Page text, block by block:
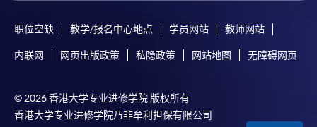
如报读课程将在五个工作天内开课，为免邮递延误报
名程序，建议申请人亲身到学院报名中心报名，并避
除由学院裁定的特殊情况（例如课程因报名人数不足
而取消）之外，一切已缴费用概不退还。如获学院批
职位空缺 教学/报名中心地点 学员网站 教师网站
内联网 网页出版政策 私隐政策 网站地图 无障碍网页
© 2026 香港大学专业进修学院 版权所有
香港大学专业进修学院乃非牟利担保有限公司